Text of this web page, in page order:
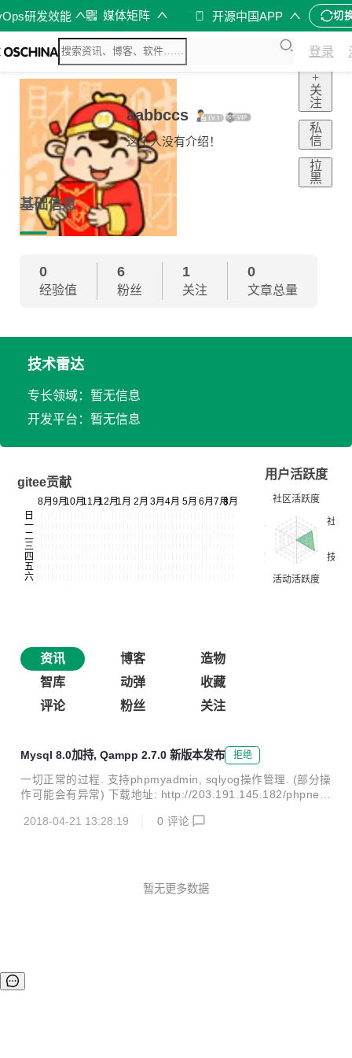
研发效能 媒体矩阵 开源中国APP 切
登录
aabbccs
这个人没有介绍！
+
关
注
私
信
拉
黑
基础信息
0
经验值
6
粉丝
1
关注
0
文章总量
技术雷达
专长领域：暂无信息
开发平台：暂无信息
gitee贡献
用户活跃度
资讯 博客
造物
智库
动弹
收藏
评论
粉丝 关注
Mysql 8.0加持, Qampp 2.7.0 新版本发布 拒绝
一切正常的过程. 支持phpmyadmin, sqlyog操作管理. (部分操
作可能会有异常) 下载地址: http://203.191.145.182/phpnew/
2018-04-21 13:28:19
0 评论
暂无更多数据